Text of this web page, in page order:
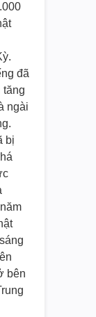
đã
tăng
ngài
bị
bên